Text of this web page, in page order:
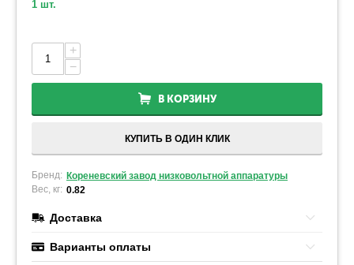
1 шт.
+
−
В КОРЗИНУ
КУПИТЬ В ОДИН КЛИК
Бренд: Кореневский завод низковольтной аппаратуры
Вес, кг: 0.82
Доставка
Варианты оплаты